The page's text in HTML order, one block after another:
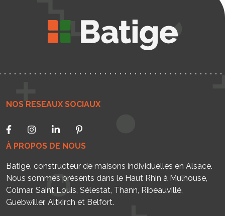
À PROPOS DE NOUS
Batige, constructeur de maisons individuelles en Alsace.
Nous sommes présents dans le Haut Rhin à Mulhouse,
Colmar, Saint Louis, Sélestat, Thann, Ribeauvillé,
Guebwiller, Altkirch et Belfort.
NOS RESEAUX SOCIAUX